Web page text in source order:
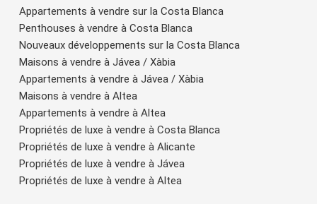
Appartements à vendre sur la Costa Blanca
Penthouses à vendre à Costa Blanca
Nouveaux développements sur la Costa Blanca
Maisons à vendre à Jávea / Xàbia
Appartements à vendre à Jávea / Xàbia
Maisons à vendre à Altea
Appartements à vendre à Altea
Propriétés de luxe à vendre à Costa Blanca
Propriétés de luxe à vendre à Alicante
Propriétés de luxe à vendre à Jávea
Propriétés de luxe à vendre à Altea